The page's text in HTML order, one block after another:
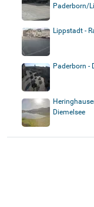
Paderborn/
Lippstadt -
Paderborn -
Diemelsee